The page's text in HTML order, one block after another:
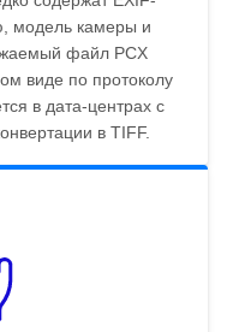
модель камеры и
файл PCX
виде по протоколу
в дата-центрах с
в TIFF.